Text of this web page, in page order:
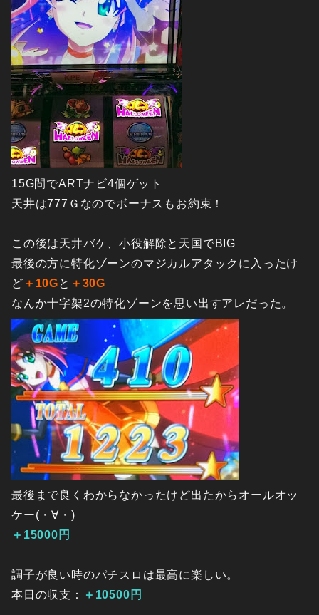
15G間でARTナビ4個ゲット
天井は777Ｇなのでボーナスもお約束！
この後は天井バケ、小役解除と天国でBIG
最後の方に特化ゾーンのマジカルアタックに入ったけ
ど ＋10Gと ＋30G
なんか十字架2の特化ゾーンを思い出すアレだった。
最後まで良くわからなかったけど出たからオールオッ
ケー(・∀・)
＋15000円
調子が良い時のパチスロは最高に楽しい。
本日の収支：
＋10500円